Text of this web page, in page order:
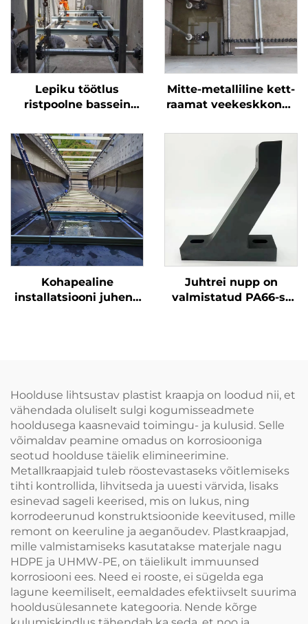
Lepiku töötlus
ristpoolne bassein
kraabiga mitmeti
õhutegaga NH78
Mitte-metalliline kett-
raamat veekeskkonna
asendosad saadaval
Kohapealine
installatsiooni juhend
Juhtrei nupp on
valmistatud PA66-st
Hoolduse lihtsustav plastist kraapja on loodud nii, et
vähendada oluliselt sulgi kogumisseadmete
hooldusega kaasnevaid toimingu- ja kulusid. Selle
võimaldav peamine omadus on korrosiooniga
seotud hoolduse täielik elimineerimine.
Metallkraapjaid tuleb röostevastaseks võitlemiseks
tihti kontrollida, lihvitseda ja uuesti värvida, lisaks
esinevad sageli keerised, mis on lukus, ning
korrodeerunud konstruktsioonide keevitused, mille
remont on keeruline ja aeganõudev. Plastkraapjad,
mille valmistamiseks kasutatakse materjale nagu
HDPE ja UHMW-PE, on täielikult immuunsed
korrosiooni ees. Need ei rooste, ei sügelda ega
lagune keemiliselt, eemaldades efektiivselt suurima
hooldusülesannete kategooria. Nende kõrge